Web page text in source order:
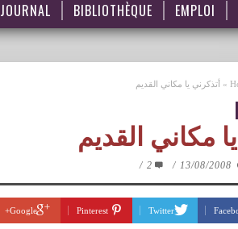
JOURNAL BIBLIOTHÈQUE EMPLOI
» أتذكرني يا مكاني القديم
مكاني القديم
13/08/2008
/
2
/
Twitter
Pinterest
Google+